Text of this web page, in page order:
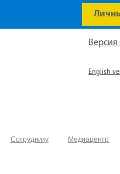
Сотруднику
Медиацентр
Версия
English